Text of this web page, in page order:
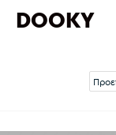
DOOKY